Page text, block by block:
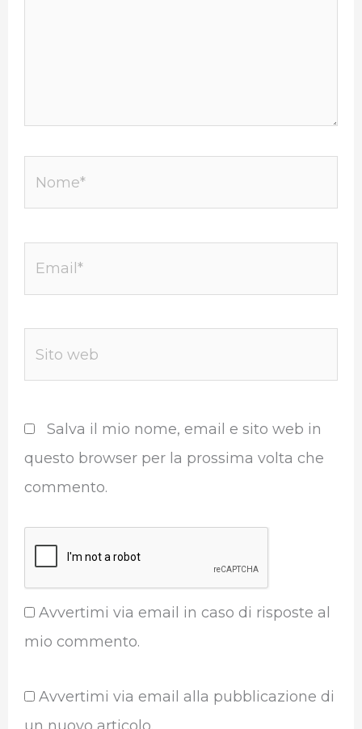
Salva il mio nome, email e sito web in
questo browser per la prossima volta che
commento.
Avvertimi via email in caso di risposte al
mio commento.
Avvertimi via email alla pubblicazione di